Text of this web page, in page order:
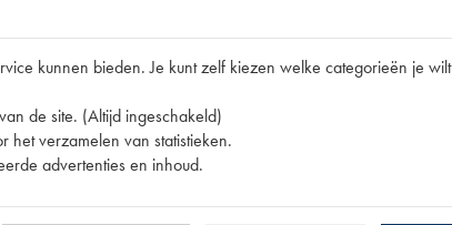
11CV
001.850-T
0
1850-T
kunnen bieden. Je kunt zelf kiezen welke categorieën je wilt
de site. (Altijd ingeschakeld)
het verzamelen van statistieken.
advertenties en inhoud.